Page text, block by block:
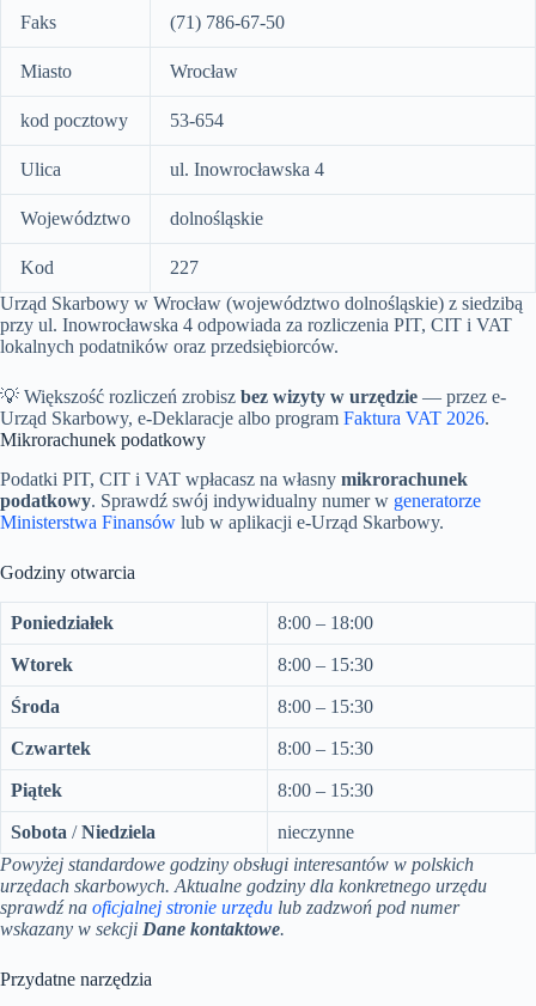
Faks (71) 786-67-50
Miasto Wrocław
kod pocztowy 53-654
Ulica ul. Inowrocławska 4
Województwo dolnośląskie
Kod
227
Urząd Skarbowy w Wrocław (województwo dolnośląskie) z siedzibą
przy ul. Inowrocławska 4 odpowiada za rozliczenia PIT, CIT i VAT
lokalnych podatników oraz przedsiębiorców.
💡 Większość rozliczeń zrobisz bez wizyty w urzędzie — przez e-
Urząd Skarbowy, e-Deklaracje albo program Faktura VAT 2026.
Mikrorachunek podatkowy
Podatki PIT, CIT i VAT wpłacasz na własny mikrorachunek
podatkowy. Sprawdź swój indywidualny numer w generatorze
Ministerstwa Finansów lub w aplikacji e-Urząd Skarbowy.
Godziny otwarcia
Poniedziałek 8:00 – 18:00
Wtorek 8:00 – 15:30
Środa 8:00 – 15:30
Czwartek 8:00 – 15:30
Piątek 8:00 – 15:30
Sobota /Niedziela
nieczynne
Powyżej standardowe godziny obsługi interesantów w polskich
urzędach skarbowych. Aktualne godziny dla konkretnego urzędu
sprawdź na oficjalnej stronie urzędu lub zadzwoń pod numer
wskazany w sekcji Dane kontaktowe.
Przydatne narzędzia